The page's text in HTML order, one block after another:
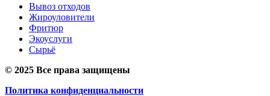
Вывоз отходов
Жироуловители
Фритюр
Экоуслуги
Сырьё
© 2025 Все права защищены
Политика конфиденциальности